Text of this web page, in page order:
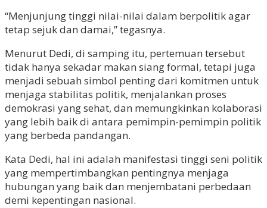
“Menjunjung tinggi nilai-nilai dalam berpolitik agar
tetap sejuk dan damai,” tegasnya.
Menurut Dedi, di samping itu, pertemuan tersebut
tidak hanya sekadar makan siang formal, tetapi juga
menjadi sebuah simbol penting dari komitmen untuk
menjaga stabilitas politik, menjalankan proses
demokrasi yang sehat, dan memungkinkan kolaborasi
yang lebih baik di antara pemimpin-pemimpin politik
yang berbeda pandangan.
Kata Dedi, hal ini adalah manifestasi tinggi seni politik
yang mempertimbangkan pentingnya menjaga
hubungan yang baik dan menjembatani perbedaan
demi kepentingan nasional.